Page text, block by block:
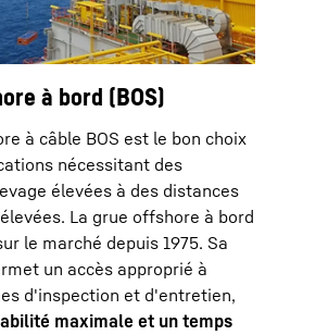
à bord (BOS)
à câble BOS est le bon choix
nécessitant des
élevées à des distances
La grue offshore à bord
le marché depuis 1975. Sa
un accès approprié à
d'inspection et d'entretien,
maximale et un temps